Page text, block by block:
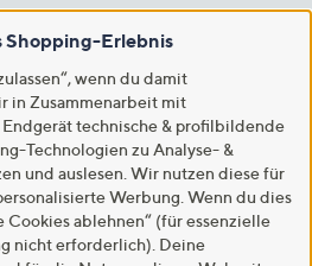
Shopping-Erlebnis
wenn du damit
in Zusammenarbeit mit
technische & profilbildende
Technologien zu Analyse- &
und auslesen. Wir nutzen diese für
Werbung. Wenn du dies
Cookies ablehnen“ (für essenzielle
nicht erforderlich). Deine